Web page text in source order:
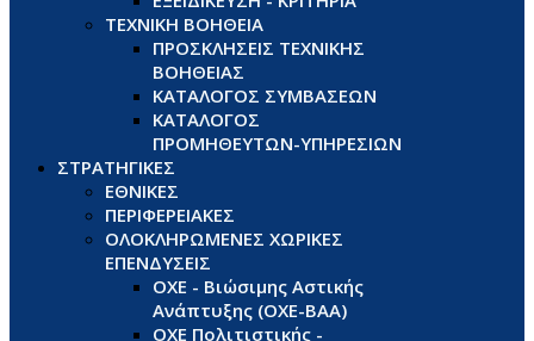
ΤΕΧΝΙΚΗ ΒΟΗΘΕΙΑ
ΠΡΟΣΚΛΗΣΕΙΣ ΤΕΧΝΙΚΗΣ
ΒΟΗΘΕΙΑΣ
ΚΑΤΑΛΟΓΟΣ ΣΥΜΒΑΣΕΩΝ
ΚΑΤΑΛΟΓΟΣ
ΠΡΟΜΗΘΕΥΤΩΝ-ΥΠΗΡΕΣΙΩΝ
ΣΤΡΑΤΗΓΙΚΕΣ
ΕΘΝΙΚΕΣ
ΠΕΡΙΦΕΡΕΙΑΚΕΣ
ΟΛΟΚΛΗΡΩΜΕΝΕΣ ΧΩΡΙΚΕΣ
ΕΠΕΝΔΥΣΕΙΣ
ΟΧΕ - Βιώσιμης Αστικής
Ανάπτυξης (ΟΧΕ-ΒΑΑ)
ΟΧΕ Πολιτιστικής -